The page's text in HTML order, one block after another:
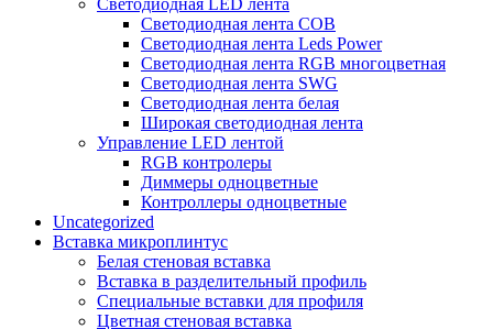
Светодиодная LED лента
Светодиодная лента COB
Светодиодная лента Leds Power
Светодиодная лента RGB многоцветная
Светодиодная лента SWG
Светодиодная лента белая
Широкая светодиодная лента
Управление LED лентой
RGB контролеры
Диммеры одноцветные
Контроллеры одноцветные
Uncategorized
Вставка микроплинтус
Белая стеновая вставка
Вставка в разделительный профиль
Специальные вставки для профиля
Цветная стеновая вставка